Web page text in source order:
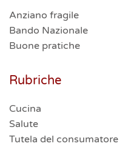
Anziano fragile
Bando Nazionale
Buone pratiche
Rubriche
Cucina
Salute
Tutela del consumatore